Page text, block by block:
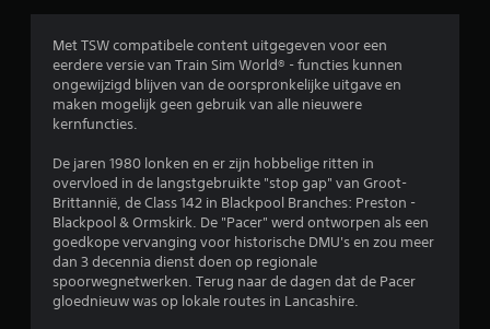
i
n
g
n
Met TSW compatibele content uitgegeven voor een
eerdere versie van Train Sim World® - functies kunnen
ongewijzigd blijven van de oorspronkelijke uitgave en
maken mogelijk geen gebruik van alle nieuwere
kernfuncties.
De jaren 1980 lonken en er zijn hobbelige ritten in
overvloed in de langstgebruikte "stop gap" van Groot-
Brittannië, de Class 142 in Blackpool Branches: Preston -
Blackpool & Ormskirk. De "Pacer" werd ontworpen als een
goedkope vervanging voor historische DMU's en zou meer
dan 3 decennia dienst doen op regionale
spoorwegnetwerken. Terug naar de dagen dat de Pacer
gloednieuw was op lokale routes in Lancashire.